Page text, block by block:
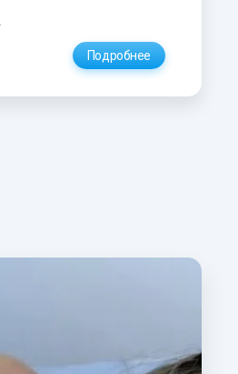
Подробнее